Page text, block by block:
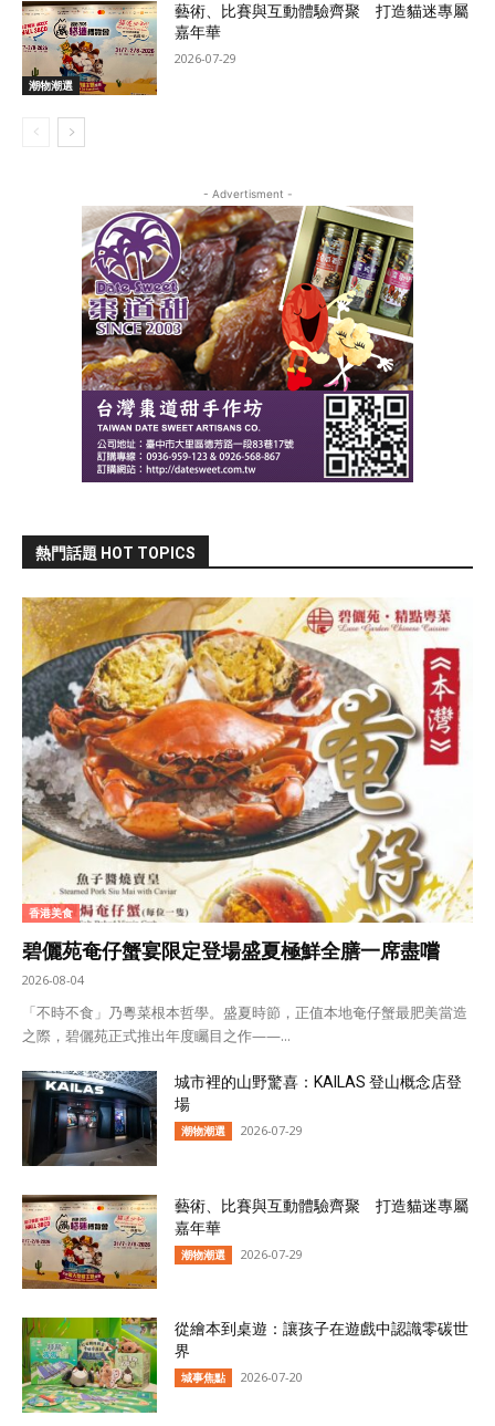
潮物潮選
藝術、比賽與互動體驗齊聚 打造貓迷專屬
嘉年華
2026-07-29
- Advertisment -
熱門話題 HOT TOPICS
香港美食
碧儷苑奄仔蟹宴限定登場盛夏極鮮全膳一席盡嚐
2026-08-04
「不時不食」乃粵菜根本哲學。盛夏時節，正值本地奄仔蟹最肥美當造
之際，碧儷苑正式推出年度矚目之作——...
城市裡的山野驚喜：KAILAS 登山概念店登
場
潮物潮選 2026-07-29
藝術、比賽與互動體驗齊聚 打造貓迷專屬
嘉年華
潮物潮選 2026-07-29
從繪本到桌遊：讓孩子在遊戲中認識零碳世
界
城事焦點 2026-07-20